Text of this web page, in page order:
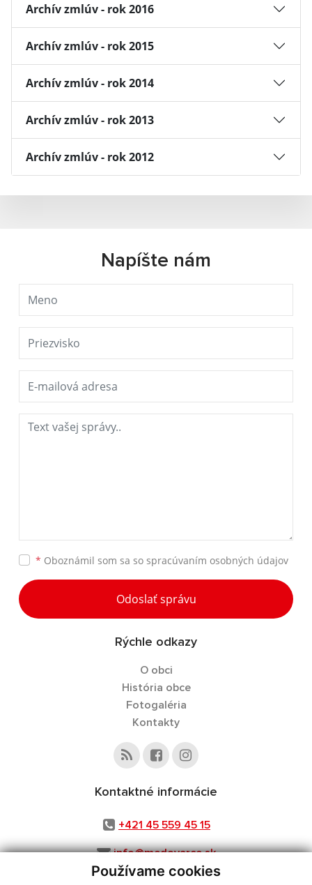
Používame cookies
Archív zmlúv - rok 2016
Archív zmlúv - rok 2015
Archív zmlúv - rok 2014
Archív zmlúv - rok 2013
Archív zmlúv - rok 2012
Napíšte nám
* Oboznámil som sa so spracúvaním osobných údajov
Odoslať správu
Rýchle odkazy
O obci
História obce
Fotogaléria
Kontakty
Kontaktné informácie
+421 45 559 45 15
info@medovarce.sk